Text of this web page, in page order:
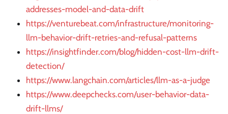
addresses-model-and-data-drift
https://venturebeat.com/infrastructure/monitoring-
llm-behavior-drift-retries-and-refusal-patterns
https://insightfinder.com/blog/hidden-cost-llm-drift-
detection/
https://www.langchain.com/articles/llm-as-a-judge
https://www.deepchecks.com/user-behavior-data-
drift-llms/